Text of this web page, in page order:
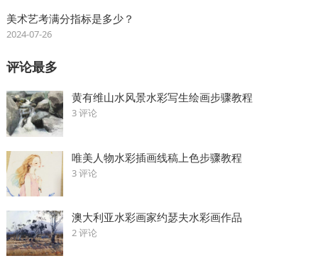
美术艺考满分指标是多少？
2024-07-26
评论最多
黄有维山水风景水彩写生绘画步骤教程
3 评论
唯美人物水彩插画线稿上色步骤教程
3 评论
澳大利亚水彩画家约瑟夫水彩画作品
2 评论